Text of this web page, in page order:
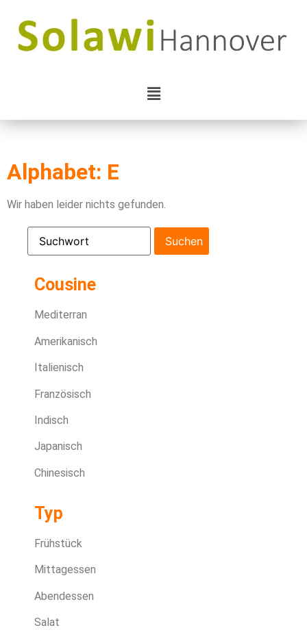
Alphabet: E
Wir haben leider nichts gefunden.
Cousine
Mediterran
Amerikanisch
Italienisch
Französisch
Indisch
Japanisch
Chinesisch
Typ
Frühstück
Mittagessen
Abendessen
Salat